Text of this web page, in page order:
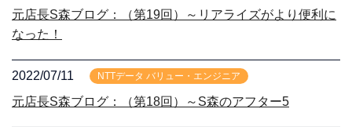
元店長S森ブログ：（第19回）～リアライズがより便利に
なった！
2022/07/11 NTTデータ バリュー・エンジニア
元店長S森ブログ：（第18回）～S森のアフター5